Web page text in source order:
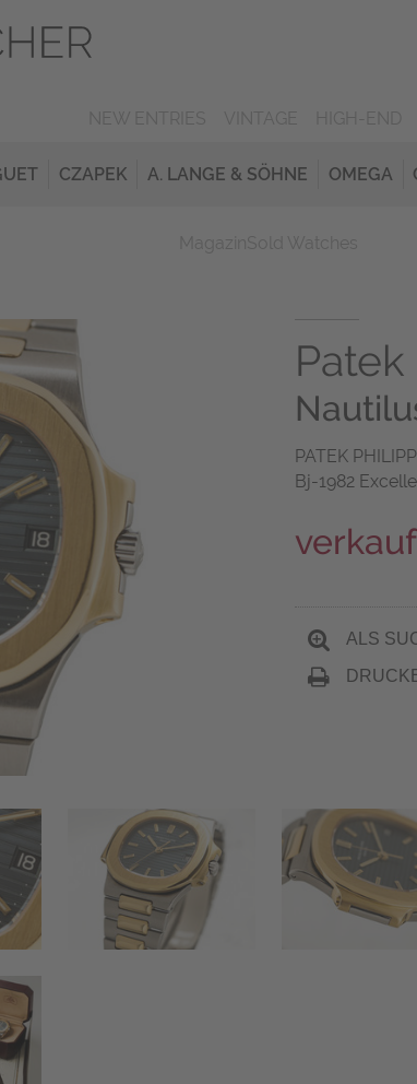
CZAPEK A. LANGE & SÖHNE OMEGA
PATEK
Bj-1982
ALS